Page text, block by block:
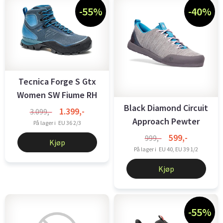
-55%
Tecnica Forge S Gtx
Women SW Fiume RH
Laguna
3.099,- 1.399,-
På lager i EU 36 2/3
Kjøp
-40%
Black Diamond Circuit
Approach Pewter
Dame
999,- 599,-
På lager i EU 40, EU 39 1/2
Kjøp
-55%